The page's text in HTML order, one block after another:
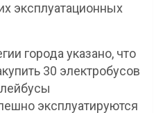
эксплуатационных
города указано, что
30 электробусов
эксплуатируются